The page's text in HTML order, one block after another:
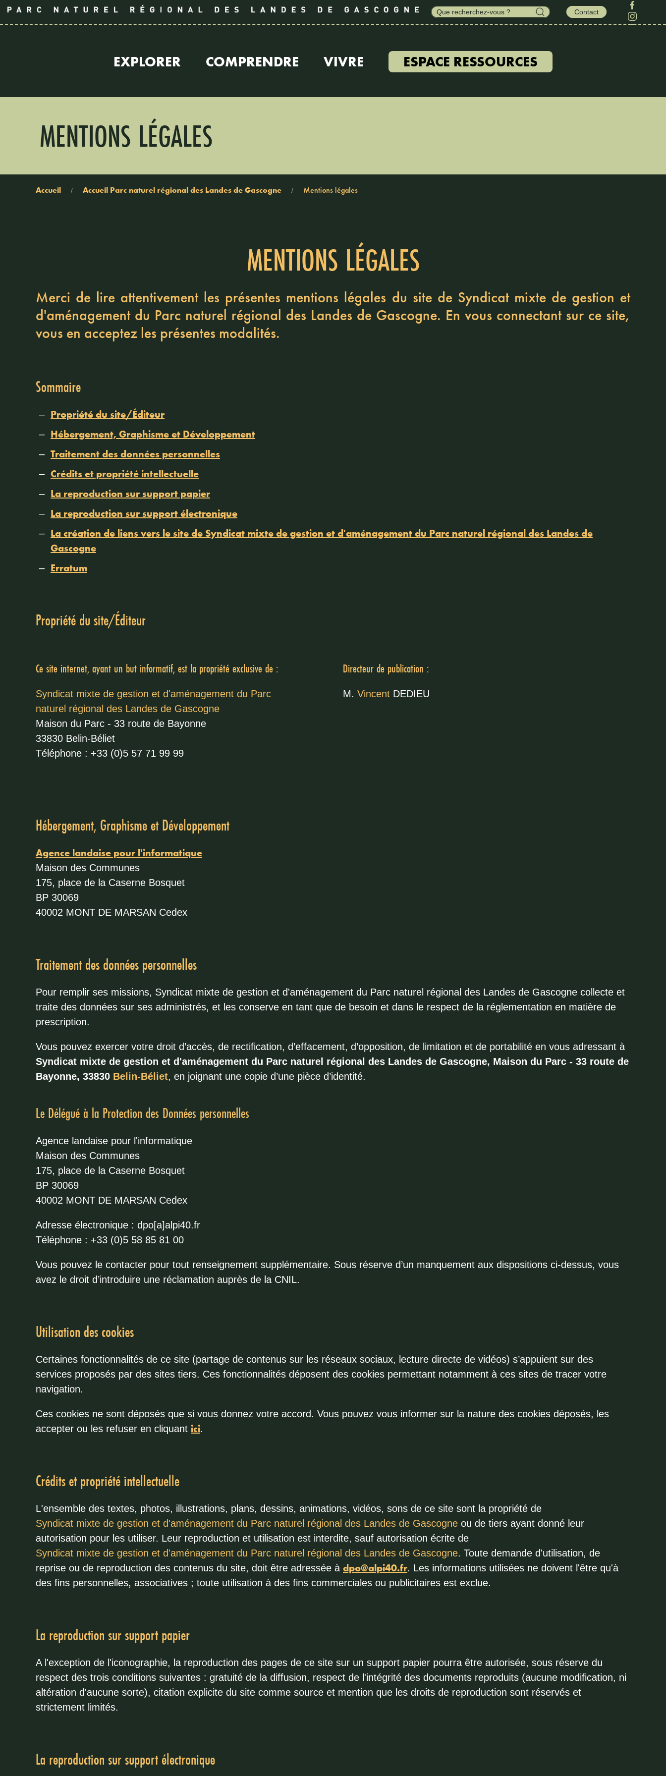
Contact
EXPLORER COMPRENDRE VIVRE ESPACE RESSOURCES
MENTIONS LÉGALES
Accueil Accueil Parc naturel régional des Landes de Gascogne Mentions légales
MENTIONS LÉGALES
Merci de lire attentivement les présentes mentions légales du site de Syndicat mixte de gestion et
d'aménagement du Parc naturel régional des Landes de Gascogne. En vous connectant sur ce site,
vous en acceptez les présentes modalités.
Sommaire
Propriété du site/Éditeur
Hébergement, Graphisme et Développement
Traitement des données personnelles
Crédits et propriété intellectuelle
La reproduction sur support papier
La reproduction sur support électronique
La création de liens vers le site de Syndicat mixte de gestion et d'aménagement du Parc naturel régional des Landes de
Gascogne
Erratum
Propriété du site/Éditeur
Ce site internet, ayant un but informatif, est la propriété exclusive de :
Syndicat mixte de gestion et d'aménagement du Parc
naturel régional des Landes de Gascogne
Maison du Parc - 33 route de Bayonne
33830 Belin-Béliet
Téléphone : +33 (0)5 57 71 99 99
Directeur de publication :
M. Vincent DEDIEU
Hébergement, Graphisme et Développement
Agence landaise pour l'informatique
Maison des Communes
175, place de la Caserne Bosquet
BP 30069
40002 MONT DE MARSAN Cedex
Traitement des données personnelles
Pour remplir ses missions, Syndicat mixte de gestion et d'aménagement du Parc naturel régional des Landes de Gascogne collecte et
traite des données sur ses administrés, et les conserve en tant que de besoin et dans le respect de la réglementation en matière de
prescription.
Vous pouvez exercer votre droit d’accès, de rectification, d’effacement, d’opposition, de limitation et de portabilité en vous adressant à
Syndicat mixte de gestion et d'aménagement du Parc naturel régional des Landes de Gascogne, Maison du Parc - 33 route de
Bayonne, 33830 Belin-Béliet, en joignant une copie d’une pièce d’identité.
Le Délégué à la Protection des Données personnelles
Agence landaise pour l'informatique
Maison des Communes
175, place de la Caserne Bosquet
BP 30069
40002 MONT DE MARSAN Cedex
Adresse électronique : dpo[a]alpi40.fr
Téléphone : +33 (0)5 58 85 81 00
Vous pouvez le contacter pour tout renseignement supplémentaire. Sous réserve d’un manquement aux dispositions ci-dessus, vous
avez le droit d’introduire une réclamation auprès de la CNIL.
Utilisation des cookies
Certaines fonctionnalités de ce site (partage de contenus sur les réseaux sociaux, lecture directe de vidéos) s’appuient sur des
services proposés par des sites tiers. Ces fonctionnalités déposent des cookies permettant notamment à ces sites de tracer votre
navigation.
Ces cookies ne sont déposés que si vous donnez votre accord. Vous pouvez vous informer sur la nature des cookies déposés, les
accepter ou les refuser en cliquant ici.
Crédits et propriété intellectuelle
L'ensemble des textes, photos, illustrations, plans, dessins, animations, vidéos, sons de ce site sont la propriété de
Syndicat mixte de gestion et d'aménagement du Parc naturel régional des Landes de Gascogne ou de tiers ayant donné leur
autorisation pour les utiliser. Leur reproduction et utilisation est interdite, sauf autorisation écrite de
Syndicat mixte de gestion et d'aménagement du Parc naturel régional des Landes de Gascogne. Toute demande d'utilisation, de
reprise ou de reproduction des contenus du site, doit être adressée à dpo@alpi40.fr. Les informations utilisées ne doivent l'être qu'à
des fins personnelles, associatives ; toute utilisation à des fins commerciales ou publicitaires est exclue.
La reproduction sur support papier
A l'exception de l'iconographie, la reproduction des pages de ce site sur un support papier pourra être autorisée, sous réserve du
respect des trois conditions suivantes : gratuité de la diffusion, respect de l'intégrité des documents reproduits (aucune modification, ni
altération d'aucune sorte), citation explicite du site comme source et mention que les droits de reproduction sont réservés et
strictement limités.
La reproduction sur support électronique